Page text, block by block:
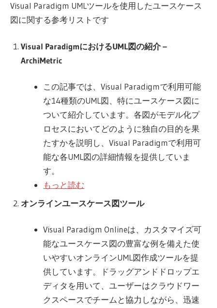
Visual Paradigm UMLツールを使用したユースケース
図に関する参考リストです
Visual ParadigmにおけるUML図の紹介 –
ArchiMetric
この記事では、Visual Paradigmで利用可能
な14種類のUML図、特にユースケース図に
ついて紹介しています。各図がモデル化プ
ロセスにおいてどのように独自の目的を果
たすかを説明し、Visual Paradigmで利用可
能な各UML図の詳細情報を提供していま
す。
もっと読む
オンラインユースケース図ツール
Visual Paradigm Onlineは、カスタマイズ可
能なユースケース図の豊富な例を備えた使
いやすいオンラインUML図作成ツールを提
供しています。ドラッグアンドドロップエ
ディタを用いて、ユーザーはクラウドワー
クスペースでチームと協力しながら、迅速